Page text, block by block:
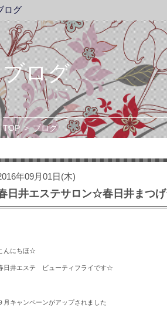
ログ
ブログ
TOP>ブログ
年09月01日(木)
日井エステサロン☆春日井まつ
んにちほ☆
日井エステ ビューティフライです☆
月キャンペーンがアップされました